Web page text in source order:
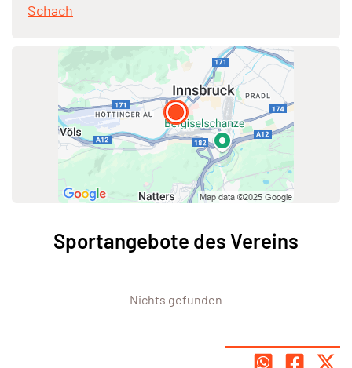
Schach
Sportangebote des Vereins
Nichts gefunden